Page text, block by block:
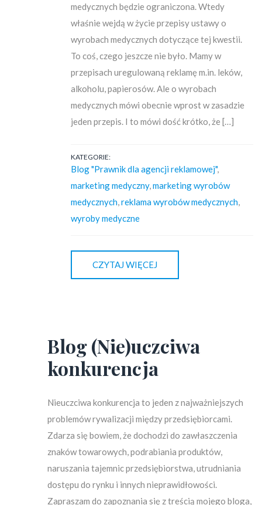
medycznych będzie ograniczona. Wtedy
właśnie wejdą w życie przepisy ustawy o
wyrobach medycznych dotyczące tej kwestii.
To coś, czego jeszcze nie było. Mamy w
przepisach uregulowaną reklamę m.in. leków,
alkoholu, papierosów. Ale o wyrobach
medycznych mówi obecnie wprost w zasadzie
jeden przepis. I to mówi dość krótko, że […]
KATEGORIE:
Blog "Prawnik dla agencji reklamowej",
marketing medyczny, marketing wyrobów
medycznych reklama wyrobów medycznych
wyroby medyczne
CZYTAJ WIĘCEJ
Blog (Nie)uczciwa
konkurencja
Nieuczciwa konkurencja to jeden z najważniejszych
problemów rywalizacji między przedsiębiorcami.
Zdarza się bowiem, że dochodzi do zawłaszczenia
znaków towarowych, podrabiania produktów,
naruszania tajemnic przedsiębiorstwa, utrudniania
dostępu do rynku i innych nieprawidłowości.
Zapraszam do zapoznania się z treścią mojego bloga,